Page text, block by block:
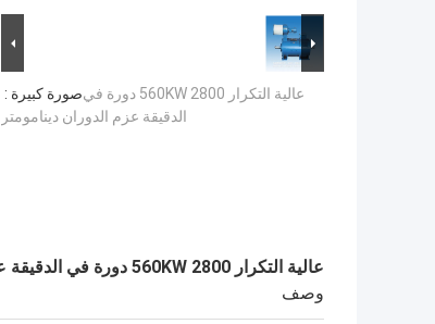
صورة كبيرة :عالية التكرار 560KW 2800 دورة في
الدقيقة عزم الدوران دينامومتر
عالية التكرار 560KW 2800 دورة في الدقيقة عزم الدوران دينامومتر
وصف